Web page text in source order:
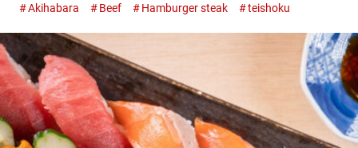
理想之地。 不僅是食材，還有精心製作的...
Akihabara Beef Hamburger steak teishoku